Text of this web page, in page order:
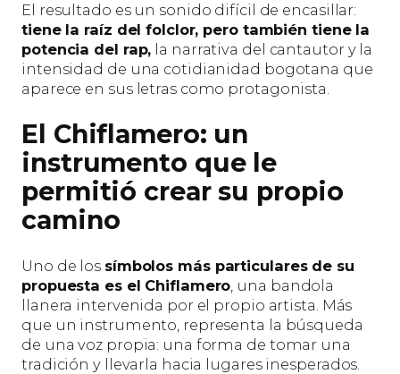
El resultado es un sonido difícil de encasillar:
tiene la raíz del folclor, pero también tiene la
potencia del rap, la narrativa del cantautor y la
intensidad de una cotidianidad bogotana que
aparece en sus letras como protagonista.
El Chiflamero: un
instrumento que le
permitió crear su propio
camino
Uno de los símbolos más particulares de su
propuesta es el Chiflamero , una bandola
llanera intervenida por el propio artista. Más
que un instrumento, representa la búsqueda
de una voz propia: una forma de tomar una
tradición y llevarla hacia lugares inesperados.